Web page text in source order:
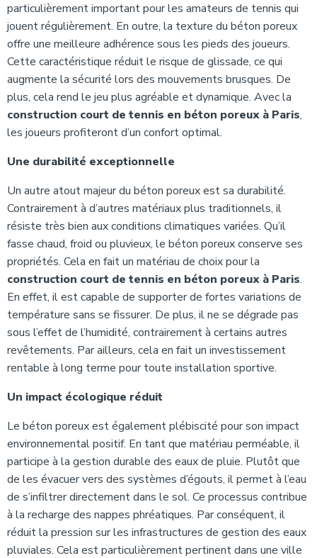
particulièrement important pour les amateurs de tennis qui
jouent régulièrement. En outre, la texture du béton poreux
offre une meilleure adhérence sous les pieds des joueurs.
Cette caractéristique réduit le risque de glissade, ce qui
augmente la sécurité lors des mouvements brusques. De
plus, cela rend le jeu plus agréable et dynamique. Avec la
construction court de tennis en béton poreux à Paris,
les joueurs profiteront d’un confort optimal.
Une durabilité exceptionnelle
Un autre atout majeur du béton poreux est sa durabilité.
Contrairement à d’autres matériaux plus traditionnels, il
résiste très bien aux conditions climatiques variées. Qu’il
fasse chaud, froid ou pluvieux, le béton poreux conserve ses
propriétés. Cela en fait un matériau de choix pour la
construction court de tennis en béton poreux à Paris.
En effet, il est capable de supporter de fortes variations de
température sans se fissurer. De plus, il ne se dégrade pas
sous l’effet de l’humidité, contrairement à certains autres
revêtements. Par ailleurs, cela en fait un investissement
rentable à long terme pour toute installation sportive.
Un impact écologique réduit
Le béton poreux est également plébiscité pour son impact
environnemental positif. En tant que matériau perméable, il
participe à la gestion durable des eaux de pluie. Plutôt que
de les évacuer vers des systèmes d’égouts, il permet à l’eau
de s’infiltrer directement dans le sol. Ce processus contribue
à la recharge des nappes phréatiques. Par conséquent, il
réduit la pression sur les infrastructures de gestion des eaux
pluviales. Cela est particulièrement pertinent dans une ville